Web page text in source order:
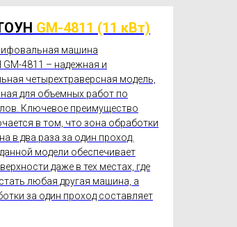
GM-4811 (11 кВт)
машина
4811 – надежная и
четырехтраверсная модель,
для объемных работ по
Ключевое преимущество
в том, что зона обработки
в два раза за один проход.
модели обеспечивает
даже в тех местах, где
любая другая машина, а
за один проход составляет